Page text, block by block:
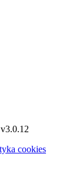
v3.0.12
cookies